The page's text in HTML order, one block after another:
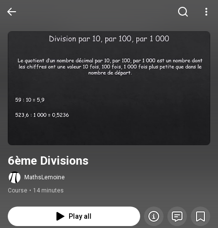
6ème Divisions
MathsLemoine
Course • 14 minutes
Play all